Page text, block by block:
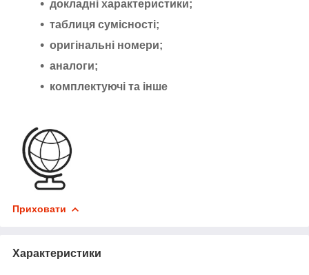
докладні характеристики;
таблиця сумісності;
оригінальні номери;
аналоги;
комплектуючі та інше
Приховати
Характеристики